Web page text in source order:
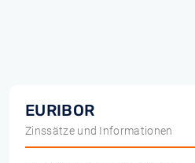
EURIBOR
Zinssätze und Informationen